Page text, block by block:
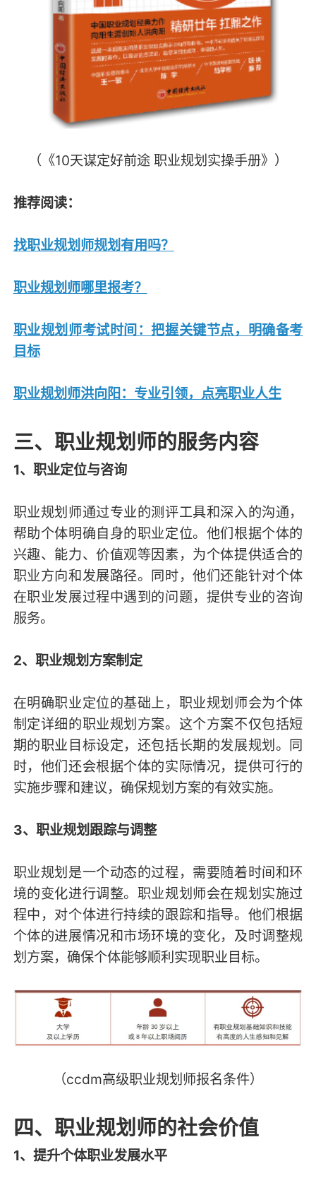
（《10天谋定好前途 职业规划实操手册》）
推荐阅读：
找职业规划师规划有用吗？
职业规划师哪里报考？
职业规划师考试时间：把握关键节点，明确备考
目标
职业规划师洪向阳：专业引领，点亮职业人生
三、职业规划师的服务内容
1、职业定位与咨询
职业规划师通过专业的测评工具和深入的沟通，
帮助个体明确自身的职业定位。他们根据个体的
兴趣、能力、价值观等因素，为个体提供适合的
职业方向和发展路径。同时，他们还能针对个体
在职业发展过程中遇到的问题，提供专业的咨询
服务。
2、职业规划方案制定
在明确职业定位的基础上，职业规划师会为个体
制定详细的职业规划方案。这个方案不仅包括短
期的职业目标设定，还包括长期的发展规划。同
时，他们还会根据个体的实际情况，提供可行的
实施步骤和建议，确保规划方案的有效实施。
3、职业规划跟踪与调整
职业规划是一个动态的过程，需要随着时间和环
境的变化进行调整。职业规划师会在规划实施过
程中，对个体进行持续的跟踪和指导。他们根据
个体的进展情况和市场环境的变化，及时调整规
划方案，确保个体能够顺利实现职业目标。
（ccdm高级职业规划师报名条件）
四、职业规划师的社会价值
1、提升个体职业发展水平